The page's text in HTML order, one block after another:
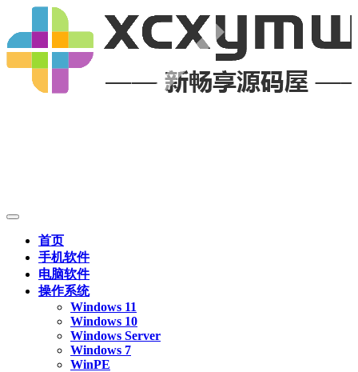
首页
手机软件
电脑软件
操作系统
Windows 11
Windows 10
Windows Server
Windows 7
WinPE